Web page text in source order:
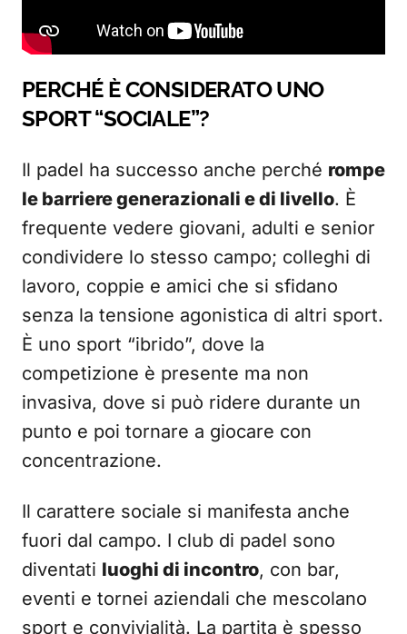
PERCHÉ È CONSIDERATO UNO
SPORT “SOCIALE”?
Il padel ha successo anche perché rompe
le barriere generazionali e di livello. È
frequente vedere giovani, adulti e senior
condividere lo stesso campo; colleghi di
lavoro, coppie e amici che si sfidano
senza la tensione agonistica di altri sport.
È uno sport “ibrido”, dove la
competizione è presente ma non
invasiva, dove si può ridere durante un
punto e poi tornare a giocare con
concentrazione.
Il carattere sociale si manifesta anche
fuori dal campo. I club di padel sono
diventati luoghi di incontro, con bar,
eventi e tornei aziendali che mescolano
sport e convivialità. La partita è spesso